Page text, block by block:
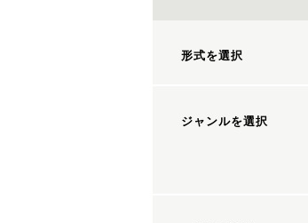
形式を選択
ジャンルを選択